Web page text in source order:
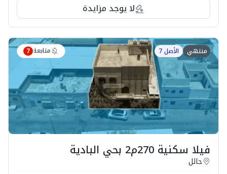
لا يوجد مزايدة
منتهي الأصل 7 متابعة 7
فيلا سكنية 270م2 بحي البادية
حائل